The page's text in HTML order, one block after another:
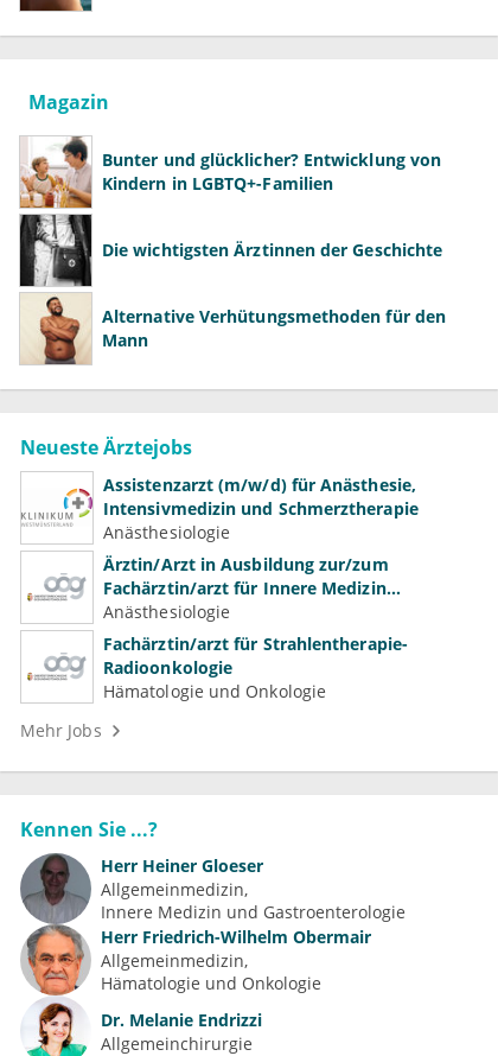
Magazin
Bunter und glücklicher? Entwicklung von
Kindern in LGBTQ+-Familien
Die wichtigsten Ärztinnen der Geschichte
Alternative Verhütungsmethoden für den
Mann
Neueste Ärztejobs
Assistenzarzt (m/w/d) für Anästhesie,
Intensivmedizin und Schmerztherapie
Anästhesiologie
Ärztin/Arzt in Ausbildung zur/zum
Fachärztin/arzt für Innere Medizin
(Kardiologie, Nephrologie, Intensivmedizin)
Anästhesiologie
Fachärztin/arzt für Strahlentherapie-
Radioonkologie
Hämatologie und Onkologie
Mehr Jobs
Kennen Sie ...?
Herr Heiner Gloeser
Allgemeinmedizin
Innere Medizin und Gastroenterologie
Herr Friedrich-Wilhelm Obermair
Allgemeinmedizin
Hämatologie und Onkologie
Dr. Melanie Endrizzi
Allgemeinchirurgie